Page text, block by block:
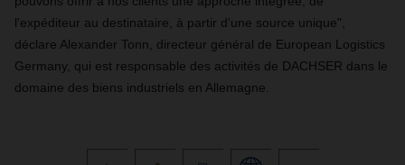
l'expéditeur au destinataire, à partir d'une source unique",
déclare Alexander Tonn, directeur général de European Logistics
Germany, qui est responsable des activités de DACHSER dans le
domaine des biens industriels en Allemagne.